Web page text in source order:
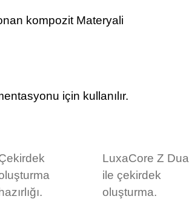
kompozit Materyali
için kullanılır.
hazırlığı.
LuxaCore Z Dual
ile çekirdek
oluşturma.